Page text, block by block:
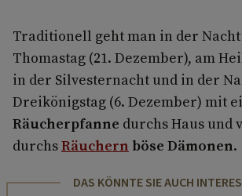
Traditionell geht man in der Nacht
Thomastag (21. Dezember), am
in der Silvesternacht und in der
Dreikönigstag (6. Dezember) mit
Räucherpfanne durchs Haus und
durchsRäuchern böse Dämonen.
DAS KÖNNTE SIE AUCH